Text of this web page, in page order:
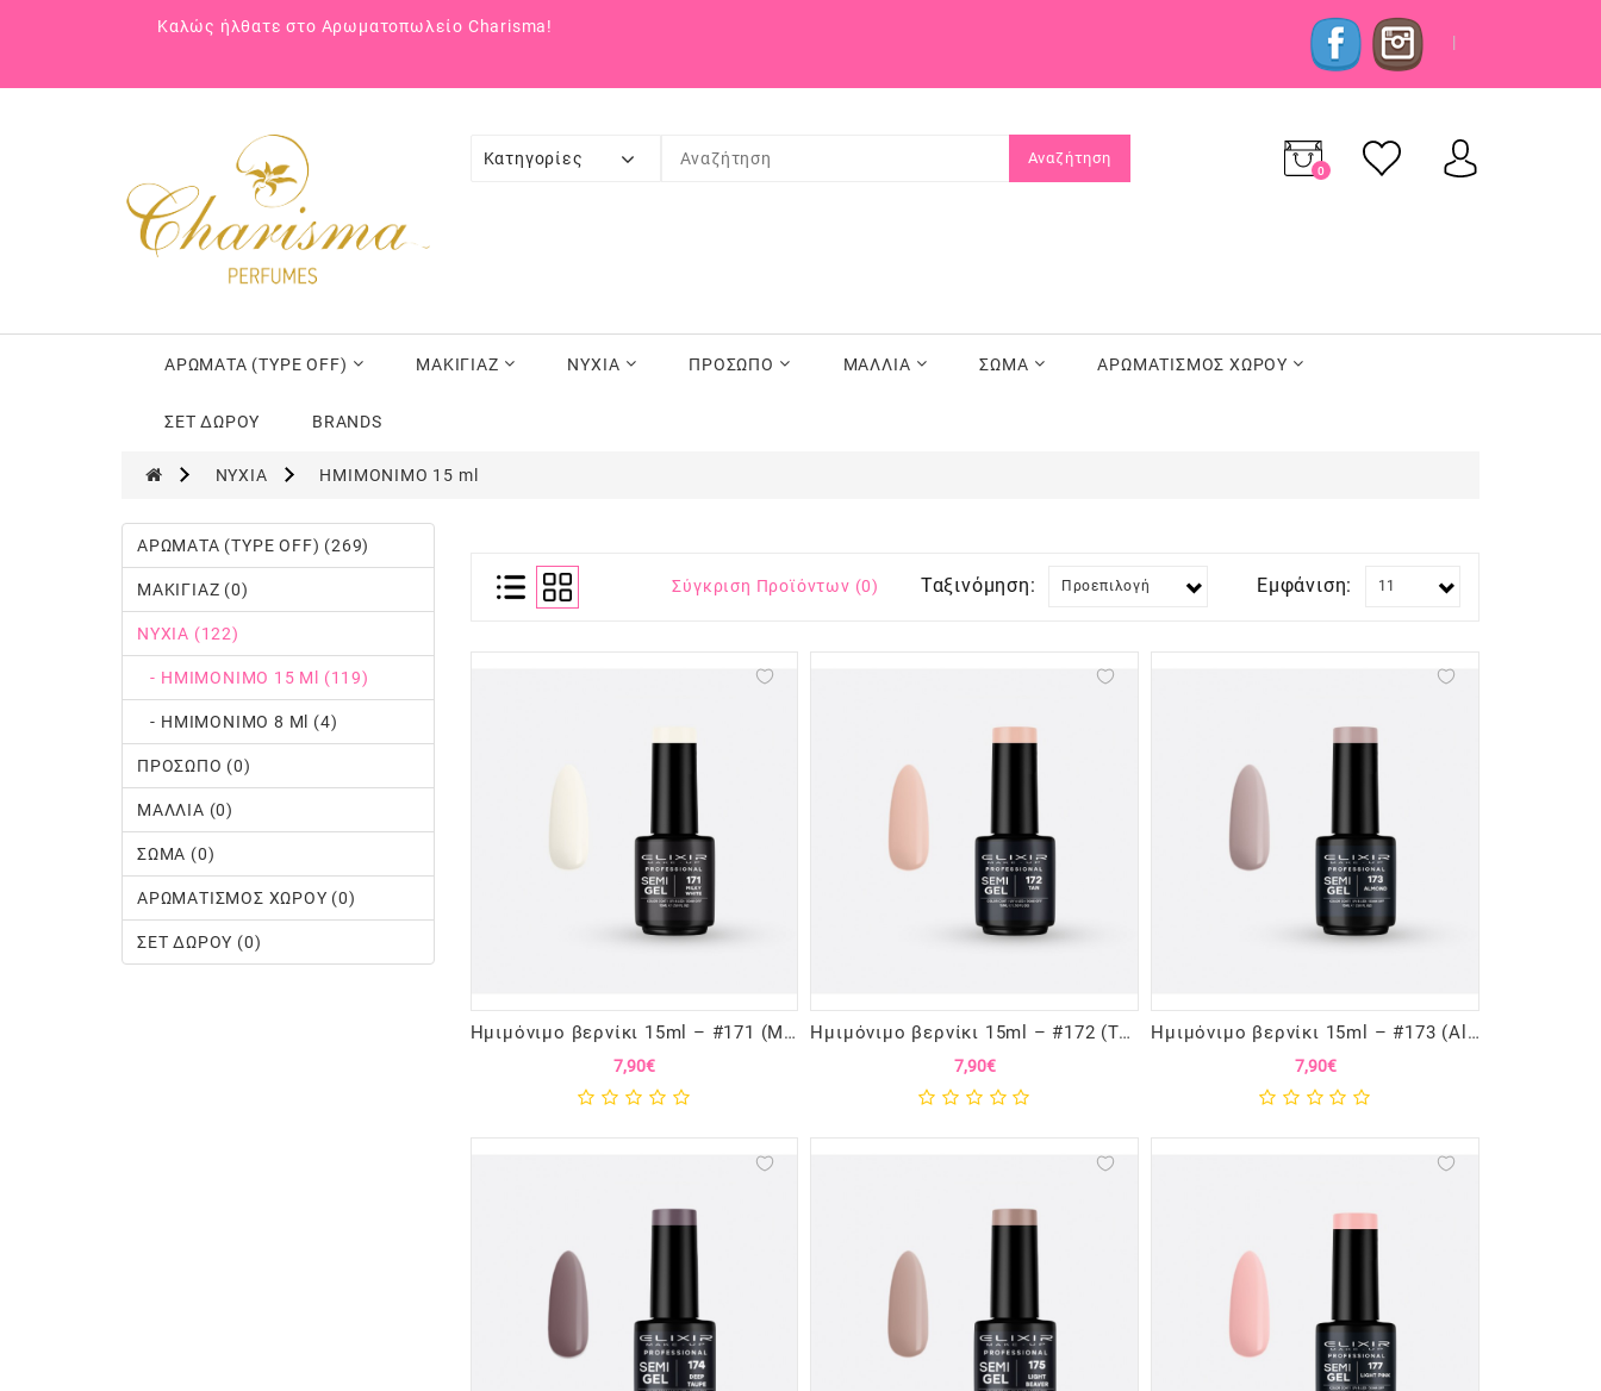
Καλώς ήλθατε στο Αρωματοπωλείο Charisma!
|
Κατηγορίες Αναζήτηση
0
ΑΡΩΜΑΤΑ (TYPE OFF) ΜΑΚΙΓΙΑΖ ΝΥΧΙΑ ΠΡΟΣΩΠΟ ΜΑΛΛΙΑ ΣΩΜΑ ΑΡΩΜΑΤΙΣΜΟΣ ΧΩΡΟΥ
ΣΕΤ ΔΩΡΟΥ BRANDS
ΝΥΧΙΑ ΗΜΙΜΟΝΙΜΟ 15 ml
ΑΡΩΜΑΤΑ (TYPE OFF) (269)
ΜΑΚΙΓΙΑΖ (0)
ΝΥΧΙΑ (122)
- ΗΜΙΜΟΝΙΜΟ 15 Ml (119)
- ΗΜΙΜΟΝΙΜΟ 8 Ml (4)
ΠΡΟΣΩΠΟ (0)
ΜΑΛΛΙΑ (0)
ΣΩΜΑ (0)
ΑΡΩΜΑΤΙΣΜΟΣ ΧΩΡΟΥ (0)
ΣΕΤ ΔΩΡΟΥ (0)
Σύγκριση Προϊόντων (0) Ταξινόμηση: Εμφάνιση:
Ημιμόνιμο βερνίκι 15ml – #171 (Milky White)
7,90€
Ημιμόνιμο βερνίκι 15ml – #172 (Tan)
7,90€
Ημιμόνιμο βερνίκι 15ml – #173 (Almond)
7,90€